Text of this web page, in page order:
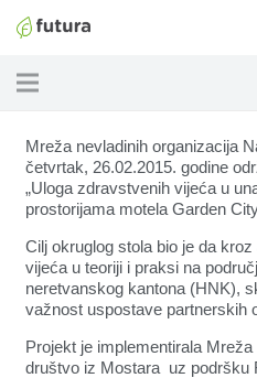
Mreža nevladinih organizacija
četvrtak, 26.02.2015. godine
„Uloga zdravstvenih vijeća u
prostorijama motela Garden
Cilj okruglog stola bio je da
vijeća u teoriji i praksi na
neretvanskog kantona (HNK),
važnost uspostave partnerskih
Projekt je implementirala
društvo iz Mostara uz podršku